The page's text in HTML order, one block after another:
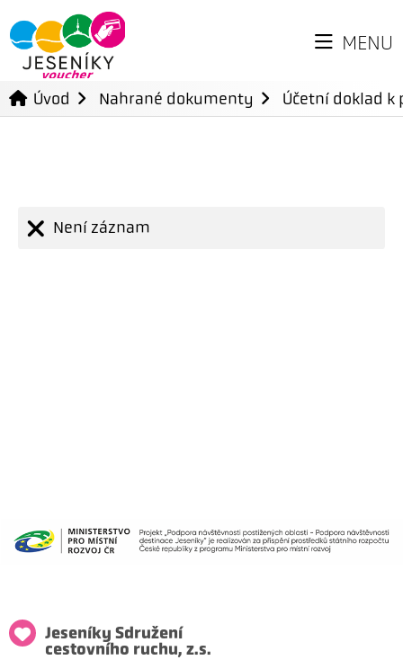
MENU
Úvod Nahrané dokumenty Účetní doklad
Není záznam
Jeseníky Sdružení
cestovního ruchu, z.s.